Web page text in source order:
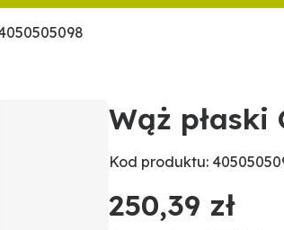
Wąż płaski
Kod produktu:
250,39 zł